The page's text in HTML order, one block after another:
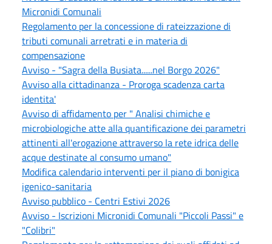
Micronidi Comunali
Regolamento per la concessione di rateizzazione di
tributi comunali arretrati e in materia di
compensazione
Avviso - "Sagra della Busiata......nel Borgo 2026"
Avviso alla cittadinanza - Proroga scadenza carta
identita'
Avviso di affidamento per " Analisi chimiche e
microbiologiche atte alla quantificazione dei parametri
attinenti all'erogazione attraverso la rete idrica delle
acque destinate al consumo umano"
Modifica calendario interventi per il piano di bonigica
igenico-sanitaria
Avviso pubblico - Centri Estivi 2026
Avviso - Iscrizioni Micronidi Comunali "Piccoli Passi" e
"Colibri"